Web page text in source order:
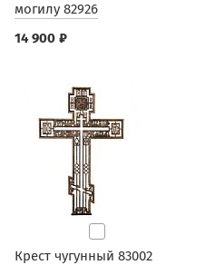
могилу 82926
14 900 ₽
Крест чугунный 83002